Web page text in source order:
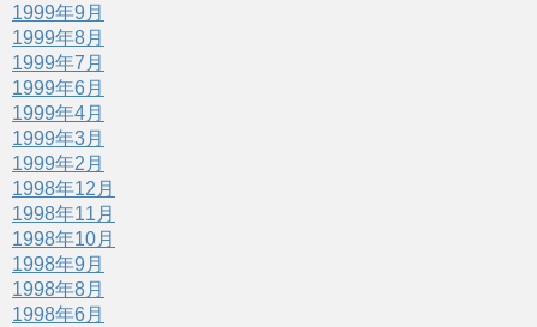
1999年9月
1999年8月
1999年7月
1999年6月
1999年4月
1999年3月
1999年2月
1998年12月
1998年11月
1998年10月
1998年9月
1998年8月
1998年6月